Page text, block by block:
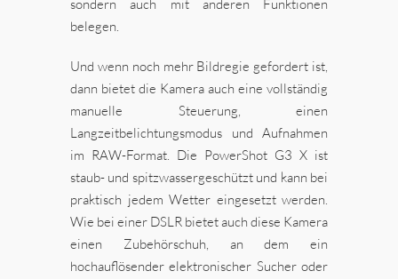
sondern auch mit anderen Funktionen
belegen.
Und wenn noch mehr Bildregie gefordert ist,
dann bietet die Kamera auch eine vollständig
manuelle Steuerung, einen
Langzeitbelichtungsmodus und Aufnahmen
im RAW-Format. Die PowerShot G3 X ist
staub- und spitzwassergeschützt und kann bei
praktisch jedem Wetter eingesetzt werden.
Wie bei einer DSLR bietet auch diese Kamera
einen Zubehörschuh, an dem ein
hochauflösender elektronischer Sucher oder